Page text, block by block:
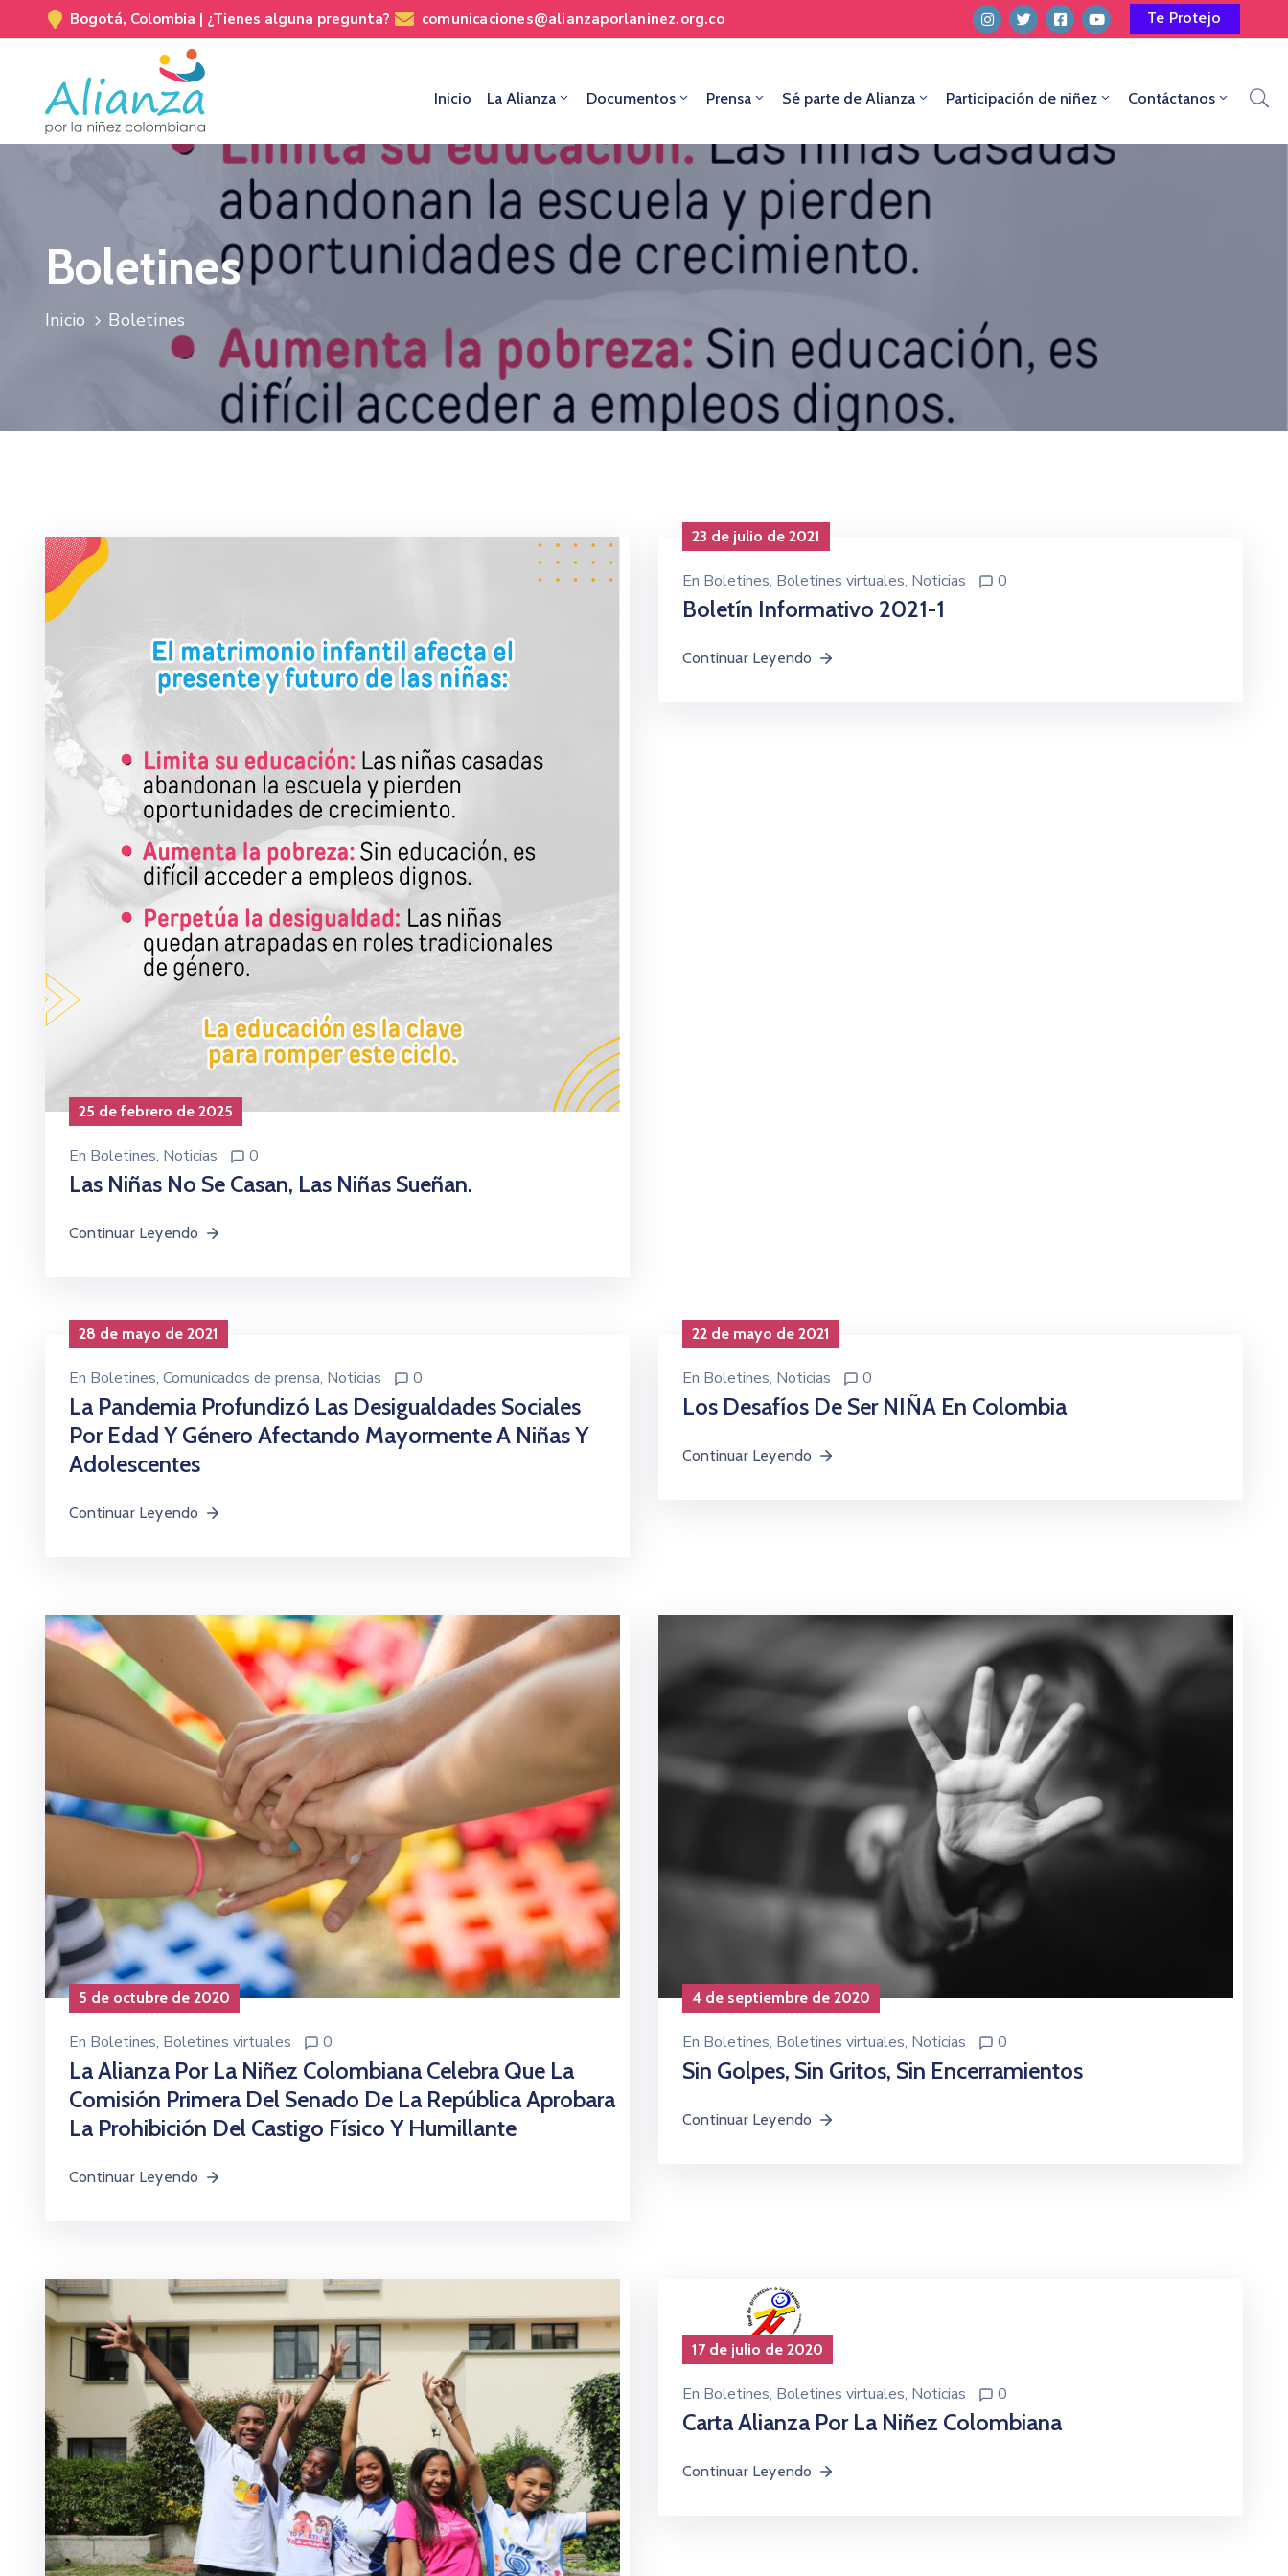
Bogotá, Colombia | ¿Tienes alguna pregunta? comunicaciones@alianzaporlaninez.org.co Te Protejo
Inicio La Alianza Documentos Prensa Sé parte de Alianza Participación de niñez Contáctanos
Boletines
Inicio Boletines
25 de febrero de 2025
En Boletines‚ Noticias 0
Las Niñas No Se Casan, Las Niñas Sueñan.
Continuar Leyendo
23 de julio de 2021
En Boletines‚ Boletines virtuales‚ Noticias 0
Boletín Informativo 2021-1
Continuar Leyendo
28 de mayo de 2021
En Boletines‚ Comunicados de prensa‚ Noticias 0
La Pandemia Profundizó Las Desigualdades Sociales
Por Edad Y Género Afectando Mayormente A Niñas Y
Adolescentes
Continuar Leyendo
22 de mayo de 2021
En Boletines‚ Noticias 0
Los Desafíos De Ser NIÑA En Colombia
Continuar Leyendo
5 de octubre de 2020
En Boletines‚ Boletines virtuales 0
La Alianza Por La Niñez Colombiana Celebra Que La
Comisión Primera Del Senado De La República Aprobara
La Prohibición Del Castigo Físico Y Humillante
Continuar Leyendo
4 de septiembre de 2020
En Boletines‚ Boletines virtuales‚ Noticias 0
Sin Golpes, Sin Gritos, Sin Encerramientos
Continuar Leyendo
17 de julio de 2020
En Boletines‚ Boletines virtuales‚ Noticias 0
Carta Alianza Por La Niñez Colombiana
Continuar Leyendo